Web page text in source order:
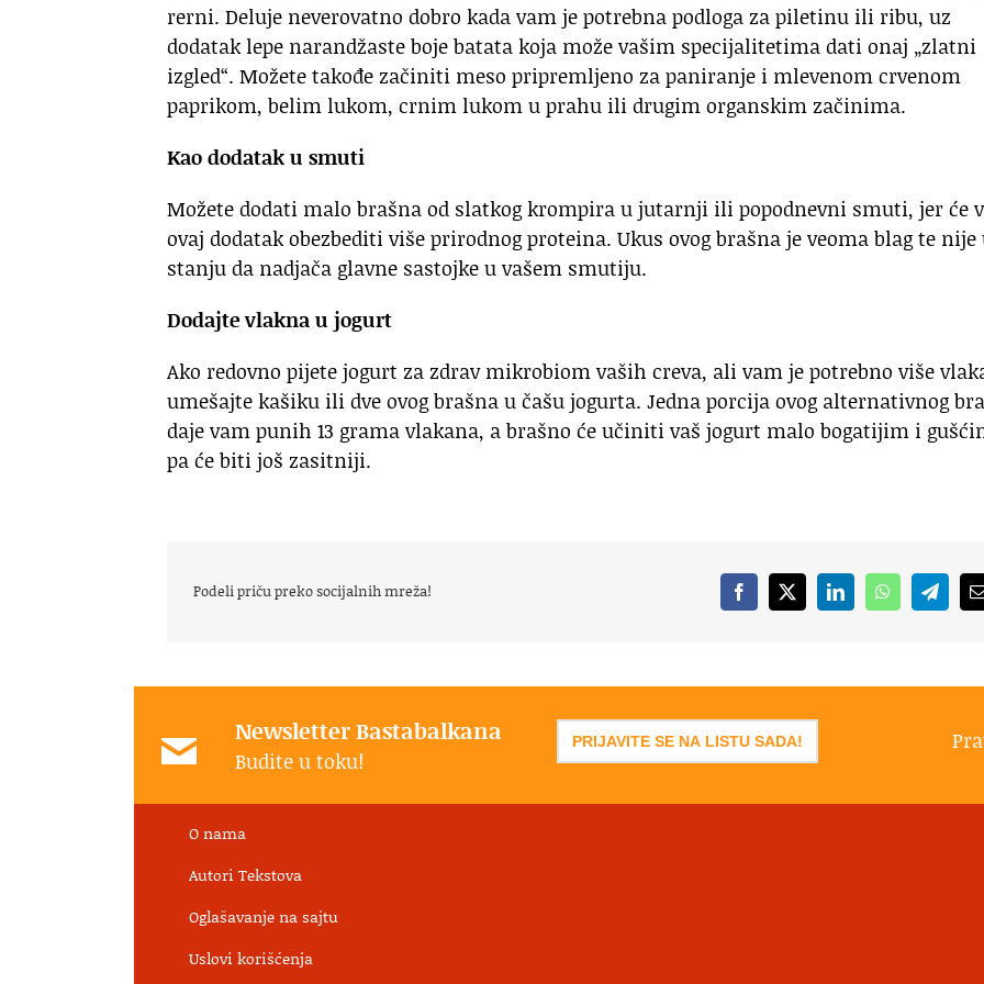
rerni. Deluje neverovatno dobro kada vam je potrebna podloga za piletinu ili ribu, uz
dodatak lepe narandžaste boje batata koja može vašim specijalitetima dati onaj „zlatni
izgled“. Možete takođe začiniti meso pripremljeno za paniranje i mlevenom crvenom
paprikom, belim lukom, crnim lukom u prahu ili drugim organskim začinima.
Kao dodatak u smuti
Možete dodati malo brašna od slatkog krompira u jutarnji ili popodnevni smuti, jer će
ovaj dodatak obezbediti više prirodnog proteina. Ukus ovog brašna je veoma blag te nije
stanju da nadjača glavne sastojke u vašem smutiju.
Dodajte vlakna u jogurt
Ako redovno pijete jogurt za zdrav mikrobiom vaših creva, ali vam je potrebno više
umešajte kašiku ili dve ovog brašna u čašu jogurta. Jedna porcija ovog alternativnog
daje vam punih 13 grama vlakana, a brašno će učiniti vaš jogurt malo bogatijim i
pa će biti još zasitniji.
Podeli priču preko socijalnih mreža! Facebook
X LinkedInWhatsApp
Newsletter Bastabalkana
Budite u toku!
PRIJAVITE SE NA LISTU SADA!
O nama
Autori Tekstova
Oglašavanje na sajtu
Uslovi korišćenja